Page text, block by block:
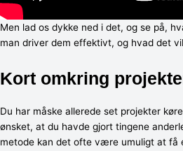
Men lad os dykke ned i det, og se på,
man driver dem effektivt, og hvad det
Kort omkring
Du har måske allerede set projekter
ønsket, at du havde gjort tingene
metode kan det ofte være umuligt at få